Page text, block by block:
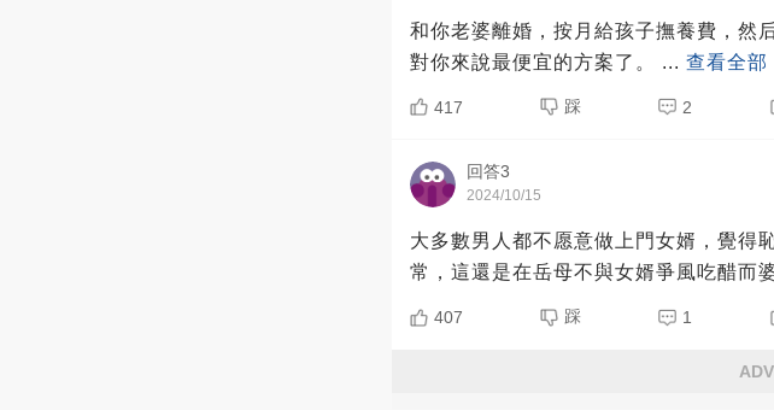
和你老婆離婚，按月給孩子撫養費，然
對你來說最便宜的方案了。 ... 查看全部
417 踩 2
回答3
2024/10/15
大多數男人都不愿意做上門女婿，覺得
常，這還是在岳母不與女婿爭風吃醋而
407 踩 1